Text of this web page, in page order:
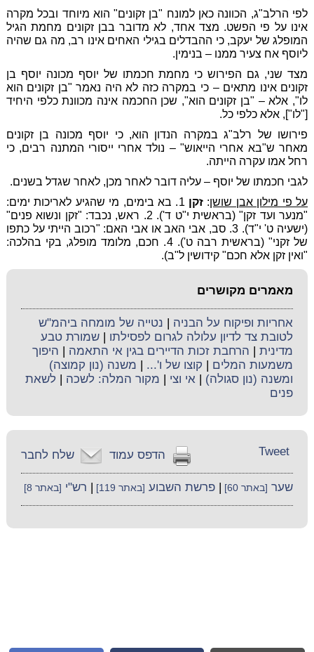
לפי הרלב"ג, הכוונה כאן למונח "בן זקונים" הוא מיוחד ובכל מקרה
אינו על פי הפשט. מצד אחד, לא מדובר בבן זקונים מחמת הגיל
המופלג של יעקב, כי ההבדלים בגילי האחים אינו רב, מה גם שהיה
ליוסף אח צעיר ממנו – בנימין.
מצד שני, גם הפירוש כי מחמת חכמתו של יוסף מכונה יוסף בן
זקונים אינו מתאים – כי במקרה כזה לא היה נאמר "בן זקונים הוא
לו", אלא – "בן זקונים הוא", שכן החכמה אינה מכוונת כלפי היחיד
["לו"], אלא כלפי כל.
פירושו של רלב"ג במקרה הנדון הוא, כי יוסף מכונה בן זקונים
מאחר ש"בא אחרי הייאוש" – נולד אחרי ייסורי המתנה רבים, כי
רחל אמו עקרה הייתה.
לגבי חכמתו של יוסף – עליה דובר לאחר מכן, לאחר שגדל בשנים.
על פי מילון אבן שושן:זקן
1. בא בימים, מי שהגיע לאריכות ימים:
"מנער ועד זקן" (בראשית י"ט ד'). 2. ראש, נכבד: "זקן ונשוא פנים"
(ישעיה ט' י"ד). 3. סב, אבי האב או אבי האם: "רכוב הייתי על כתפו
של זקני" (בראשית רבה ט'). 4. חכם, מלומד מופלג, בקי בהלכה:
"ואין זקן אלא חכם" קידושין ל"ב).
מאמרים מקושרים
אחריות ופיקוח על הבניה
נטייה של מומחה ביהמ"ש
לטובת צד לדיון עלולה לגרום לפסילתו |שמורת טבע
מדינית
הרחבת זכות הדיירים בגין אי התאמה
היפוך
משמעות המלים
קוצו של ו'...
משנה (נון קמוצה)
ומשנה (נון סגולה) |אי וצי מקור המלה: לשכה
לשאת
פנים
שלח לחבר הדפס עמוד Tweet
שער [באתר 60] |פרשת השבוע [באתר 119] רש"י [באתר 8]